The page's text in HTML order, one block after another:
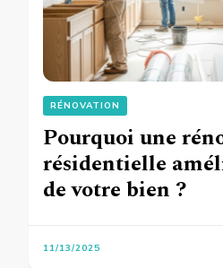
RÉNOVATION
Pourquoi une
résidentielle
de votre bien ?
11/13/2025